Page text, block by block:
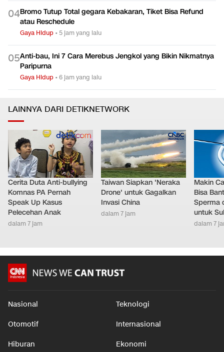
04Bromo Tutup Total gegara Kebakaran, Tiket Bisa Refund
atau Reschedule
Gaya Hidup • 5 jam yang lalu
05Anti-bau, Ini 7 Cara Merebus Jengkol yang Bikin Nikmatnya
Paripurna
Gaya Hidup •6 jam yang lalu
LAINNYA DARI DETIKNETWORK
Cerita Duta Anti-bullying
Komnas PA Pernah
Speak Up Kasus
Pelecehan Anak
dalam 7 jam
Taiwan Siapkan 'Neraka
Drone' untuk Gagalkan
Invasi China
dalam 7 jam
Makin
Bisa
Sperma
untuk
dalam 7
Nasional Teknologi
Otomotif Internasional
Hiburan Ekonomi